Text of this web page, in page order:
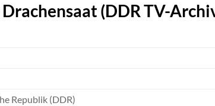
(DDR TV-
Republik (DDR)